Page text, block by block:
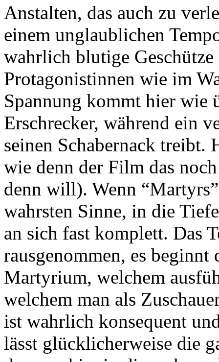
Anstalten, das auch zu
einem unglaublichen
wahrlich blutige Geschütze
Protagonistinnen wie im
Spannung kommt hier wie
Erschrecker, während ein
seinen Schabernack treibt.
wie denn der Film das
denn will). Wenn
wahrsten Sinne, in die
an sich fast komplett. Das
rausgenommen, es beginnt
Martyrium, welchem
welchem man als
ist wahrlich konsequent
lässt glücklicherweise die